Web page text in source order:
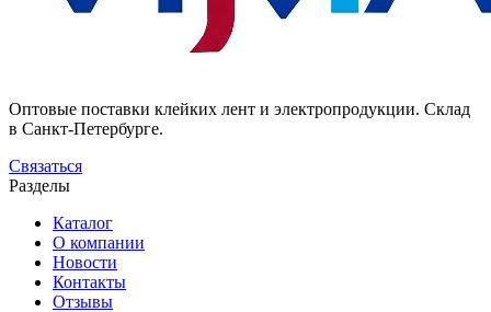
Оптовые поставки клейких лент и электропродукции. Склад
в Санкт-Петербурге.
Связаться
Разделы
Каталог
О компании
Новости
Контакты
Отзывы